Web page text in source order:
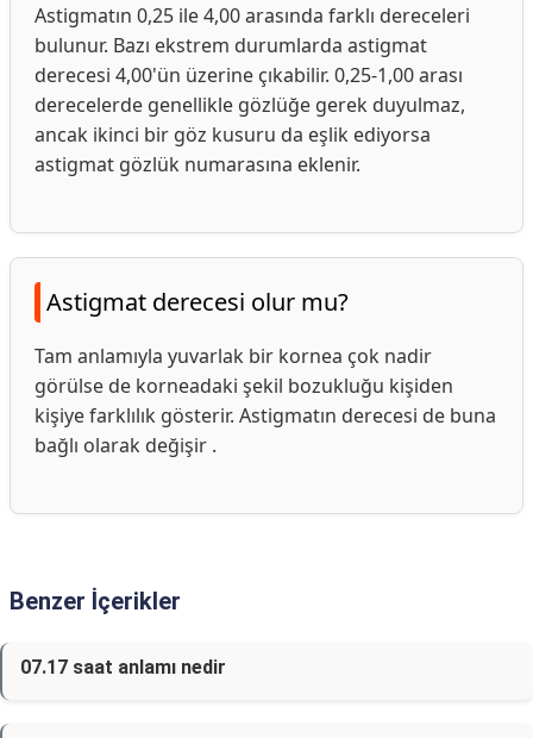
Astigmatın 0,25 ile 4,00 arasında farklı dereceleri
bulunur. Bazı ekstrem durumlarda astigmat
derecesi 4,00'ün üzerine çıkabilir. 0,25-1,00 arası
derecelerde genellikle gözlüğe gerek duyulmaz,
ancak ikinci bir göz kusuru da eşlik ediyorsa
astigmat gözlük numarasına eklenir.
Astigmat derecesi olur mu?
Tam anlamıyla yuvarlak bir kornea çok nadir
görülse de korneadaki şekil bozukluğu kişiden
kişiye farklılık gösterir. Astigmatın derecesi de buna
bağlı olarak değişir .
Benzer İçerikler
07.17 saat anlamı nedir